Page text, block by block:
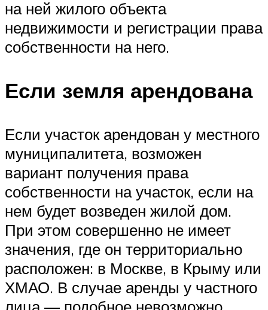
на ней жилого объекта
недвижимости и регистрации права
собственности на него.
Если земля арендована
Если участок арендован у местного
муниципалитета, возможен
вариант получения права
собственности на участок, если на
нем будет возведен жилой дом.
При этом совершенно не имеет
значения, где он территориально
расположен: в Москве, в Крыму или
ХМАО. В случае аренды у частного